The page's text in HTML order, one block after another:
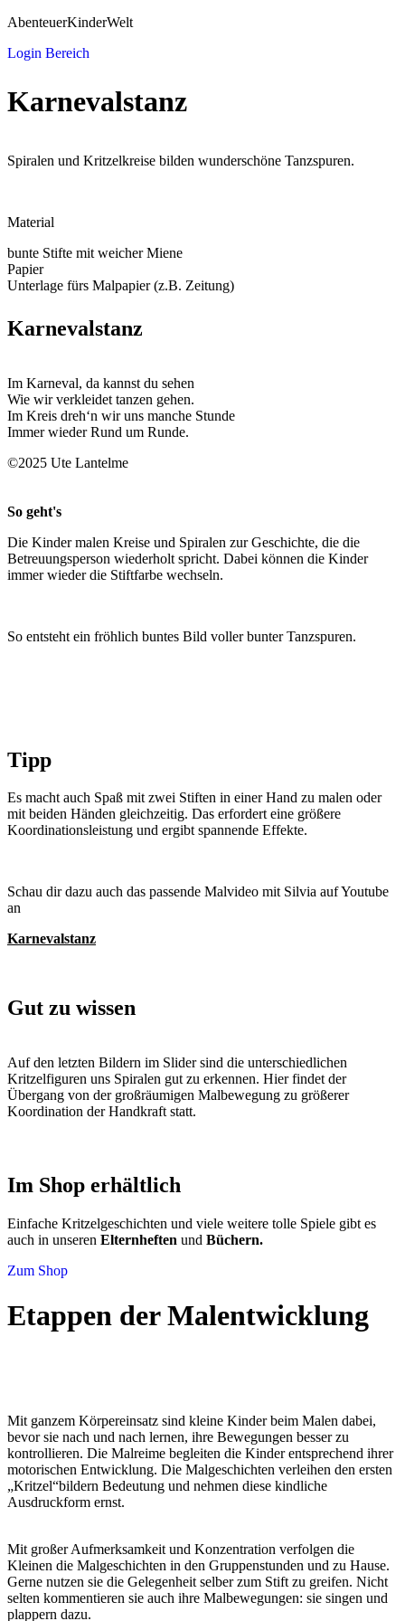
AbenteuerKinderWelt
Login Bereich
Karnevalstanz
Spiralen und Kritzelkreise bilden wunderschöne Tanzspuren.
Material
bunte Stifte mit weicher Miene
Papier
Unterlage fürs Malpapier (z.B. Zeitung)
Karnevalstanz
Im Karneval, da kannst du sehen
Wie wir verkleidet tanzen gehen.
Im Kreis dreh‘n wir uns manche Stunde
Immer wieder Rund um Runde.
©2025 Ute Lantelme
So geht's
Die Kinder malen Kreise und Spiralen zur Geschichte, die die
Betreuungsperson wiederholt spricht. Dabei können die Kinder
immer wieder die Stiftfarbe wechseln.
So entsteht ein fröhlich buntes Bild voller bunter Tanzspuren.
Tipp
Es macht auch Spaß mit zwei Stiften in einer Hand zu malen oder
mit beiden Händen gleichzeitig. Das erfordert eine größere
Koordinationsleistung und ergibt spannende Effekte.
Schau dir dazu auch das passende Malvideo mit Silvia auf Youtube
an
Karnevalstanz
Gut zu wissen
Auf den letzten Bildern im Slider sind die unterschiedlichen
Kritzelfiguren uns Spiralen gut zu erkennen. Hier findet der
Übergang von der großräumigen Malbewegung zu größerer
Koordination der Handkraft statt.
Im Shop erhältlich
Einfache Kritzelgeschichten und viele weitere tolle Spiele gibt es
auch in unseren Elternheften und Büchern.
Zum Shop
Etappen der Malentwicklung
Mit ganzem Körpereinsatz sind kleine Kinder beim Malen dabei,
bevor sie nach und nach lernen, ihre Bewegungen besser zu
kontrollieren. Die Malreime begleiten die Kinder entsprechend ihrer
motorischen Entwicklung. Die Malgeschichten verleihen den ersten
„Kritzel“bildern Bedeutung und nehmen diese kindliche
Ausdruckform ernst.
Mit großer Aufmerksamkeit und Konzentration verfolgen die
Kleinen die Malgeschichten in den Gruppenstunden und zu Hause.
Gerne nutzen sie die Gelegenheit selber zum Stift zu greifen. Nicht
selten kommentieren sie auch ihre Malbewegungen: sie singen und
plappern dazu.